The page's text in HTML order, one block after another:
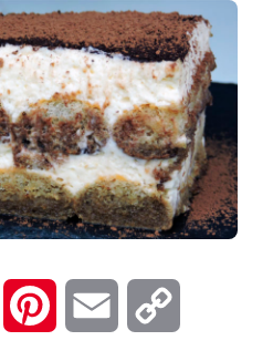
Twitter Pinterest Email